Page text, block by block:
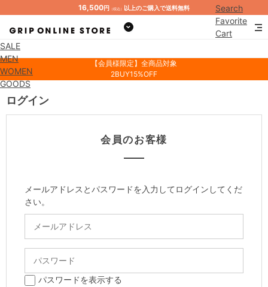
16,500円 （税込） 以上のご購入で送料無料
Search
Favorite
Cart
SALE
MEN
WOMEN
GOODS
【会員様限定】全商品対象
2BUY15%OFF
ログイン
会員のお客様
メールアドレスとパスワードを入力してログインしてくだ
さい。
パスワードを表示する